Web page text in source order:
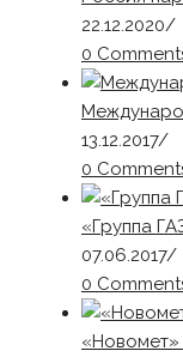
22.12.2020/
0
13.12.2017/
0
«Группа
07.06.2017/
0
«Новомет»